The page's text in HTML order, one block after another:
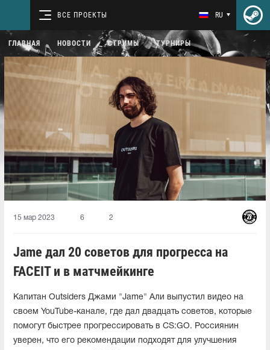
ВСЕ ПРОЕКТЫ RU
ГЛАВНАЯ НОВОСТИ СТРИМЫ ТУРНИРЫ
15 мар 2023 6 2
Jame дал 20 советов для прогресса на
FACEIT и в матчмейкинге
Капитан Outsiders Джами "Jame" Али выпустил видео на
своем YouTube-канале, где дал двадцать советов, которые
помогут быстрее прогрессировать в CS:GO. Россиянин
уверен, что его рекомендации подходят для улучшения